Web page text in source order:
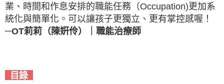
業、時間和作息安排的職能任務（Occupation)更加系
統化與簡單化。可以讓孩子更獨立、更有掌控感喔！
─OT莉莉（陳姸伶）｜職能治療師
目錄